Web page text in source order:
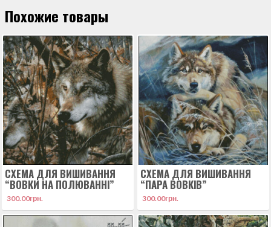
Похожие товары
СХЕМА ДЛЯ ВИШИВАННЯ
“ВОВКИ НА ПОЛЮВАННІ”
300.00грн.
СХЕМА ДЛЯ ВИШИВАННЯ
“ПАРА ВОВКІВ”
300.00грн.